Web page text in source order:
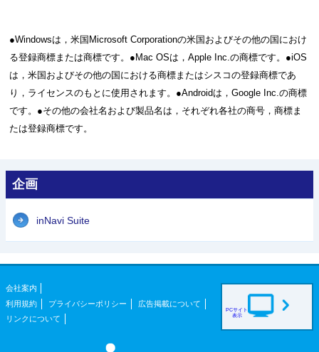
●Windowsは，米国Microsoft Corporationの米国およびその他の国におけ
る登録商標または商標です。●Mac OSは，Apple Inc.の商標です。●iOS
は，米国およびその他の国における商標またはシスコの登録商標であ
り，ライセンスのもとに使用されます。●Androidは，Google Inc.の商標
です。●その他の会社名および製品名は，それぞれ各社の商号，商標ま
たは登録商標です。
企画
inNavi Suite
会社案内
利用規約
プライバシーポリシー
広告掲載について
リンクについて
PCサイト
表示